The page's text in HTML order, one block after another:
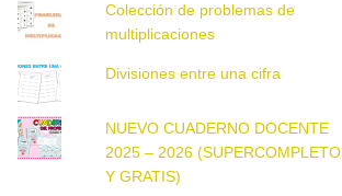
Colección de problemas de
multiplicaciones
Divisiones entre una cifra
NUEVO CUADERNO DOCENTE
2025 – 2026 (SUPERCOMPLETO
Y GRATIS)